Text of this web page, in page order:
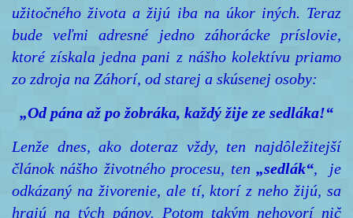
užitočného života a žijú iba na úkor iných. Teraz
bude veľmi adresné jedno záhorácke príslovie,
ktoré získala jedna pani z nášho kolektívu priamo
zo zdroja na Záhorí, od starej a skúsenej osoby:
„Od pána až po žobráka, každý žije ze sedláka!“
Lenže dnes, ako doteraz vždy, ten najdôležitejší
článok nášho životného procesu, ten„sedlák“, je
odkázaný na živorenie, ale tí, ktorí z neho žijú, sa
hrajú na tých pánov. Potom takým nehovorí nič